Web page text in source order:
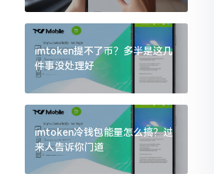
imtoken提不了币？多半是这几
件事没处理好
imtoken冷钱包能量怎么搞？过
来人告诉你门道